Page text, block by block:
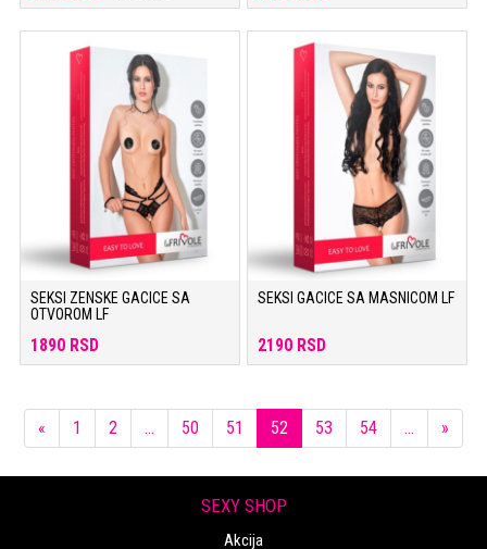
SEKSI ZENSKE GACICE SA
OTVOROM LF
1890 RSD
SEKSI GACICE SA MASNICOM LF
2190 RSD
« Previous
1 2 ... 50 51 52 53 54 ... »
SEXY SHOP
Akcija